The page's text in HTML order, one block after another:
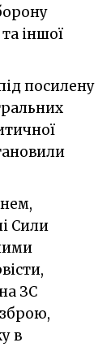
іншої
посилену
Сили
ЗС
в